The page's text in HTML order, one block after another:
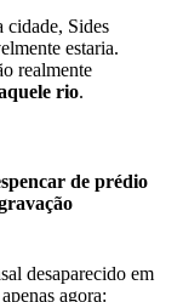
cidade, Sides
estaria.
realmente
rio.
de prédio
desaparecido em
agora: